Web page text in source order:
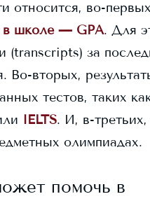
относится, во-
в школе — GPA. Для
(transcripts) за
Во-вторых,
тестов, таких
IELTS. И, в-третьих,
олимпиадах.
помочь в